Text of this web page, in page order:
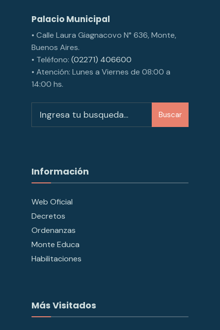
Palacio Municipal
• Calle Laura Giagnacovo N° 636, Monte,
Buenos Aires.
• Teléfono: (02271) 406600
• Atención: Lunes a Viernes de 08:00 a
14:00 hs.
Buscar
Información
Web Oficial
Decretos
Ordenanzas
Monte Educa
Habilitaciones
Más Visitados